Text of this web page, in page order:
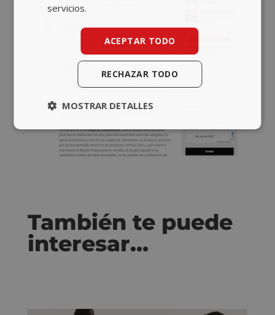
También te puede
interesar…
servicios.
ACEPTAR TODO
RECHAZAR TODO
MOSTRAR DETALLES